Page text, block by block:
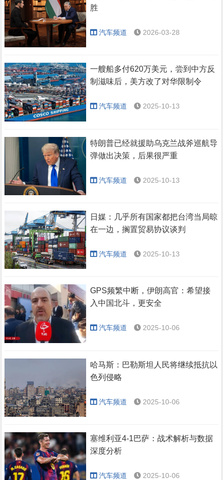
胜
汽车频道 2026-03-28
一艘船多付620万美元，尝到中方反
制滋味后，美方改了对华限制令
汽车频道 2025-10-13
特朗普已经就援助乌克兰战斧巡航导
弹做出决策，后果很严重
汽车频道 2025-10-13
日媒：几乎所有国家都把台湾当局晾
在一边，搁置贸易协议谈判
汽车频道 2025-10-13
GPS频繁中断，伊朗高官：希望接
入中国北斗，更安全
汽车频道 2025-10-06
哈马斯：巴勒斯坦人民将继续抵抗以
色列侵略
汽车频道 2025-10-06
塞维利亚4-1巴萨：战术解析与数据
深度分析
汽车频道 2025-10-06